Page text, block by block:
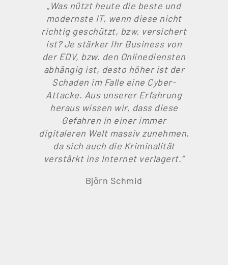
„Was nützt heute die beste und
modernste IT, wenn diese nicht
richtig geschützt, bzw. versichert
ist? Je stärker Ihr Business von
der EDV, bzw. den Onlinediensten
abhängig ist, desto höher ist der
Schaden im Falle eine Cyber-
Attacke. Aus unserer Erfahrung
heraus wissen wir, dass diese
Gefahren in einer immer
digitaleren Welt massiv zunehmen,
da sich auch die Kriminalität
verstärkt ins Internet verlagert.“
Björn Schmid